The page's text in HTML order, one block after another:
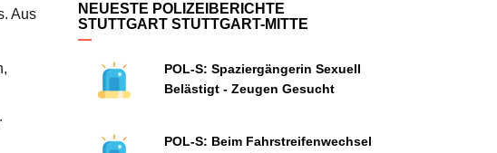
Aus
NEUESTE POLIZEIBERICHTE
STUTTGART STUTTGART-MITTE
POL-S: Spaziergängerin Sexuell
Belästigt - Zeugen Gesucht
POL-S: Beim Fahrstreifenwechsel